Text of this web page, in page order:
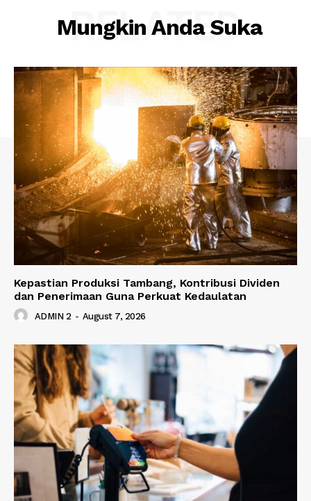
Mungkin Anda Suka
RELATED
Kepastian Produksi Tambang, Kontribusi Dividen
dan Penerimaan Guna Perkuat Kedaulatan
ADMIN 2 - August 7, 2026